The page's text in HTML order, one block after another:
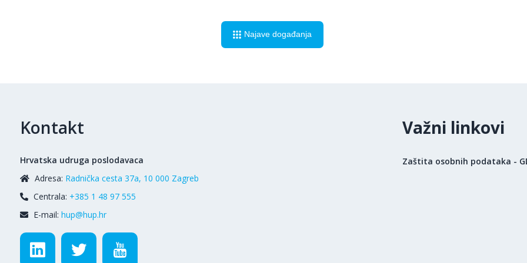
Najave događanja
Kontakt
Hrvatska udruga poslodavaca
Adresa: Radnička cesta 37a, 10 000 Zagreb
Centrala: +385 1 48 97 555
E-mail: hup@hup.hr
Važni linkovi
Zaštita osobnih podataka -